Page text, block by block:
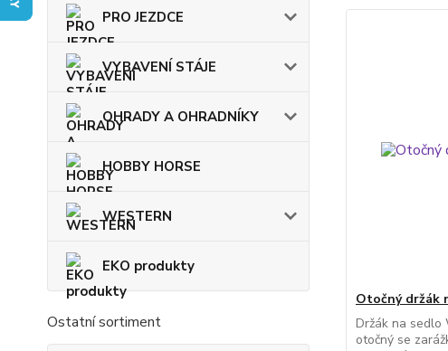
PRO JEZDCE
VYBAVENÍ STÁJE
OHRADY A OHRADNÍKY
HOBBY HORSE
WESTERN
EKO produkty
Ostatní sortiment
Otočný držák
Držák na sedlo
otočný se